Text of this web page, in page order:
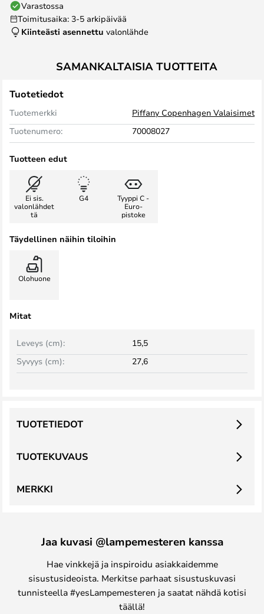
Varastossa
Toimitusaika: 3-5 arkipäivää
Kiinteästi asennettu valonlähde
SAMANKALTAISIA TUOTTEITA
Tuotetiedot
Tuotemerkki
Piffany Copenhagen Valaisimet
Tuotenumero:
70008027
Tuotteen edut
Ei sis.
valonlähdet
tä
G4
Tyyppi C -
Euro-
pistoke
Täydellinen näihin tiloihin
Olohuone
Mitat
Leveys (cm):
15,5
Syvyys (cm):
27,6
TUOTEKUVAUS
TUOTETIEDOT
MERKKI
Jaa kuvasi @lampemesteren kanssa
Hae vinkkejä ja inspiroidu asiakkaidemme
sisustusideoista. Merkitse parhaat sisustuskuvasi
tunnisteella #yesLampemesteren ja saatat nähdä kotisi
täällä!